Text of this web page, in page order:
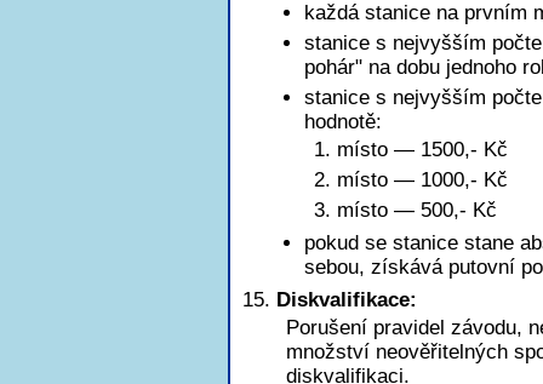
každá stanice na prvním
stanice s nejvyšším
pohár" na dobu jednoho
stanice s nejvyšším
hodnotě:
1. místo — 1500,- Kč
2. místo — 1000,- Kč
3. místo — 500,- Kč
pokud se stanice stane
sebou, získává putovní
Diskvalifikace:
Porušení pravidel závodu,
množství neověřitelných
diskvalifikaci.